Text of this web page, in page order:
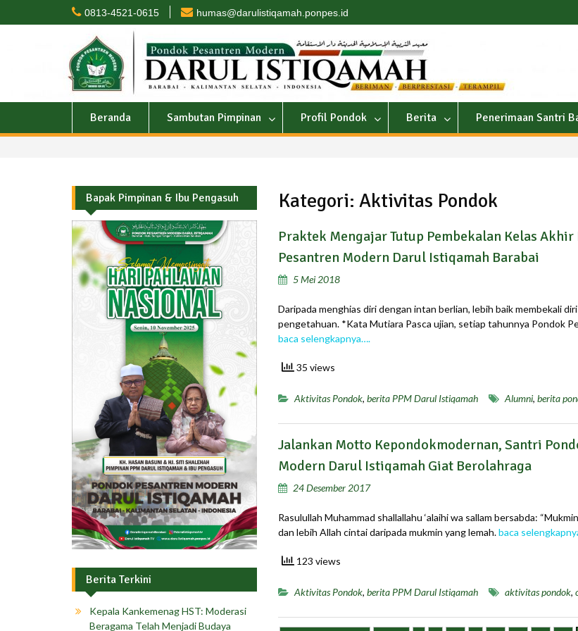
0813-4521-0615 humas@darulistiqamah.ponpes.id
Beranda Sambutan Pimpinan Profil Pondok Berita Penerimaan Santri
Kategori: Aktivitas Pondok
Praktek Mengajar Tutup Pembekalan Kelas Akhir
Pesantren Modern Darul Istiqamah Barabai
5 Mei 2018
Daripada menghias diri dengan intan berlian, lebih baik membekali
pengetahuan. *Kata Mutiara Pasca ujian, setiap tahunnya Pondok
baca selengkapnya….
35 views
Aktivitas Pondok, berita PPM Darul Istiqamah Alumni, berita
Jalankan Motto Kepondokmodernan, Santri
Modern Darul Istiqamah Giat Berolahraga
24 Desember 2017
Rasulullah Muhammad shallallahu ‘alaihi wa sallam bersabda:
dan lebih Allah cintai daripada mukmin yang lemah.baca
123 views
Aktivitas Pondok, berita PPM Darul Istiqamah aktivitas pondok,
Bapak Pimpinan & Ibu Pengasuh
Berita Terkini
Kepala Kankemenag HST: Moderasi
Beragama Telah Menjadi Budaya